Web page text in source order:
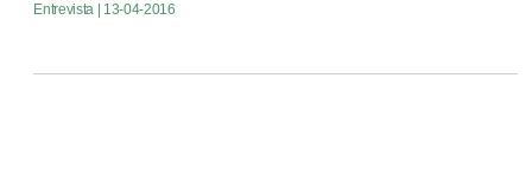
Entrevista | 13-04-2016